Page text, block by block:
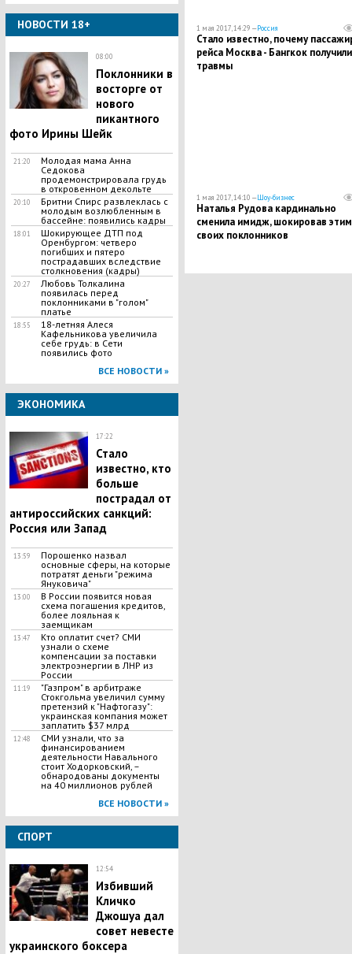
НОВОСТИ 18+
08:00
Поклонники в
восторге от
нового
пикантного
фото Ирины Шейк
21:20
Молодая мама Анна
Седокова
продемонстрировала грудь
в откровенном декольте
20:10
Бритни Спирс развлеклась с
молодым возлюбленным в
бассейне: появились кадры
18:01
​Шокирующее ДТП под
Оренбургом: четверо
погибших и пятеро
пострадавших вследствие
столкновения (кадры)
20:27
Любовь Толкалина
появилась перед
поклонниками в "голом"
платье
18:55
18-летняя Алеся
Кафельникова увеличила
себе грудь: в Сети
появились фото
ВСЕ НОВОСТИ »
ЭКОНОМИКА
17:22
Стало
известно, кто
больше
пострадал от
антироссийских санкций:
Россия или Запад
13:59
Порошенко назвал
основные сферы, на которые
потратят деньги "режима
Януковича"
13:00
В России появится новая
схема погашения кредитов,
более лояльная к
заемщикам
13:47
Кто оплатит счет? СМИ
узнали о схеме
компенсации за поставки
электроэнергии в ЛНР из
России
11:19
"Газпром" в арбитраже
Стокгольма увеличил сумму
претензий к "Нафтогазу":
украинская компания может
заплатить $37 млрд
12:48
СМИ узнали, что за
финансированием
деятельности Навального
стоит Ходорковский, –
обнародованы документы
на 40 миллионов рублей
ВСЕ НОВОСТИ »
СПОРТ
12:54
Избивший
Кличко
Джошуа дал
совет невесте
украинского боксера
1 мая 2017, 14:29 —Россия
Стало известно, почему
рейса Москва - Бангкок получили
травмы
1 мая 2017, 14:10 —Шоу-бизнес
Наталья Рудова кардинально
сменила имидж, шокировав этим
своих поклонников